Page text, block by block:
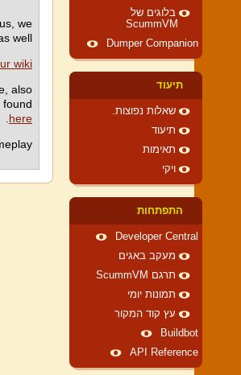
we
well.
wiki
also
found
here
בלוגים של
ScummVM
Dumper Companion
תיעוד
שאלות נפוצות.
תיעוד
תאימות
ויקי
התפתחות
Developer Central
מעקב באגים
תרגם ScummVM
תמונות יומי
עץ קוד המקור
Buildbot
API Reference